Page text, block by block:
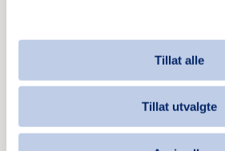
Tillat alle
Tillat utvalgte